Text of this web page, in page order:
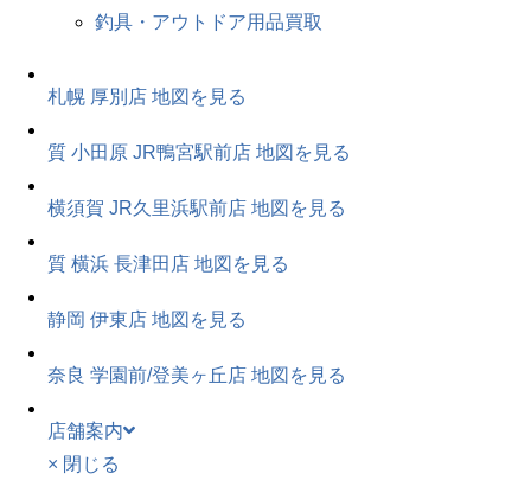
釣具・アウトドア用品買取
札幌 厚別店 地図を見る
質 小田原 JR鴨宮駅前店 地図を見る
横須賀 JR久里浜駅前店 地図を見る
質 横浜 長津田店 地図を見る
静岡 伊東店 地図を見る
奈良 学園前/登美ヶ丘店 地図を見る
店舗案内
× 閉じる